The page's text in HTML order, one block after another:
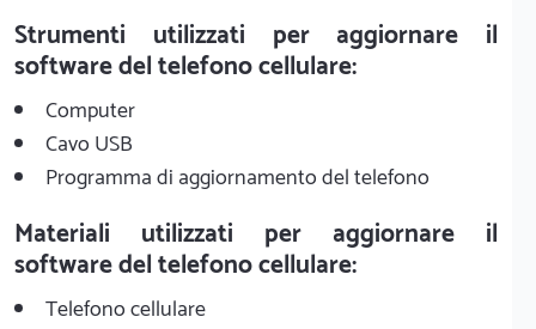
Strumenti utilizzati per aggiornare il
software del telefono cellulare:
Computer
Cavo USB
Programma di aggiornamento del telefono
Materiali utilizzati per aggiornare il
software del telefono cellulare:
Telefono cellulare